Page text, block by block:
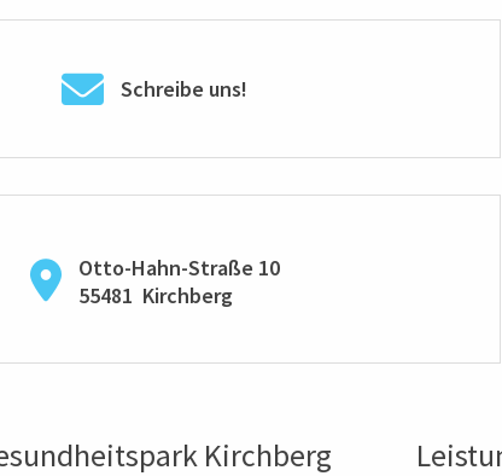
Schreibe uns!
Otto-Hahn-Straße 10
55481 Kirchberg
Kirchberg